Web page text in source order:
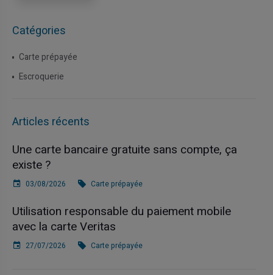
Catégories
Carte prépayée
Escroquerie
Articles récents
Une carte bancaire gratuite sans compte, ça
existe ?
03/08/2026 Carte prépayée
Utilisation responsable du paiement mobile
avec la carte Veritas
27/07/2026 Carte prépayée